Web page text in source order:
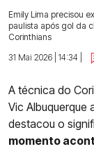
Emily Lima precisou
paulista após gol da
Corinthians
31 Mai 2026 | 14:34 |
A técnica do
Vic Albuquerque
destacou o
momento